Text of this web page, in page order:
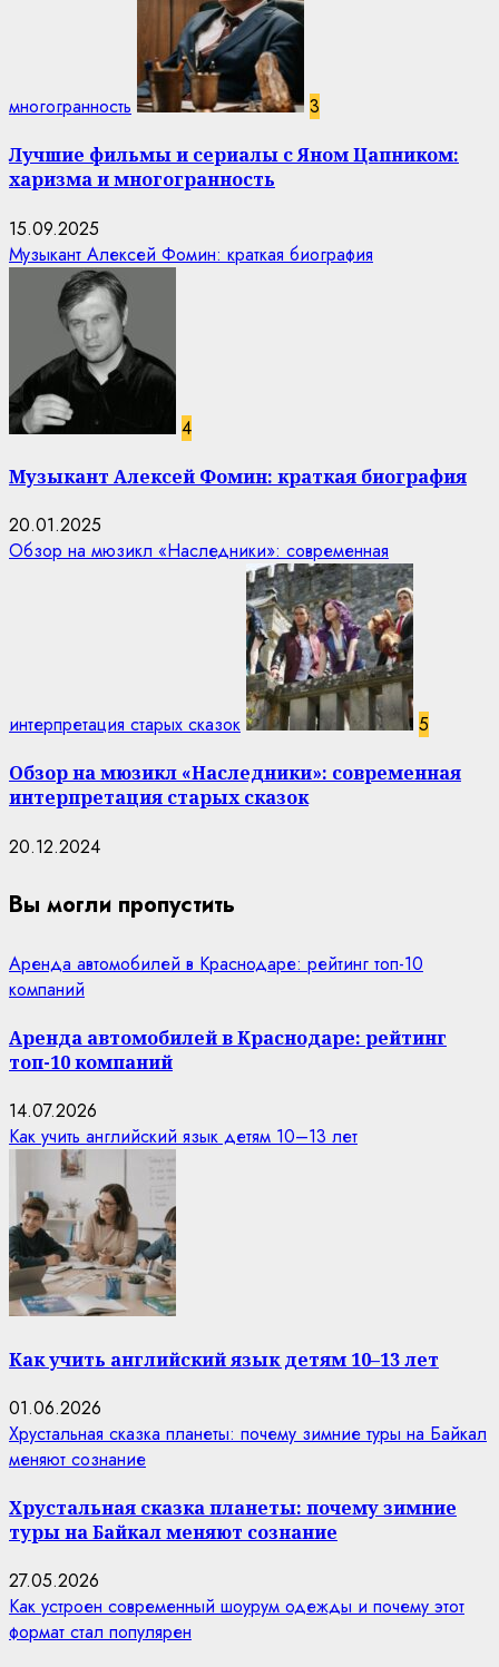
многогранность 3
Лучшие фильмы и сериалы с Яном Цапником:
харизма и многогранность
15.09.2025
Музыкант Алексей Фомин: краткая биография
4
Музыкант Алексей Фомин: краткая биография
20.01.2025
Обзор на мюзикл «Наследники»: современная
интерпретация старых сказок 5
Обзор на мюзикл «Наследники»: современная
интерпретация старых сказок
20.12.2024
Вы могли пропустить
Аренда автомобилей в Краснодаре: рейтинг топ-10
компаний
Аренда автомобилей в Краснодаре: рейтинг
топ-10 компаний
14.07.2026
Как учить английский язык детям 10–13 лет
Как учить английский язык детям 10–13 лет
01.06.2026
Хрустальная сказка планеты: почему зимние туры на Байкал
меняют сознание
Хрустальная сказка планеты: почему зимние
туры на Байкал меняют сознание
27.05.2026
Как устроен современный шоурум одежды и почему этот
формат стал популярен